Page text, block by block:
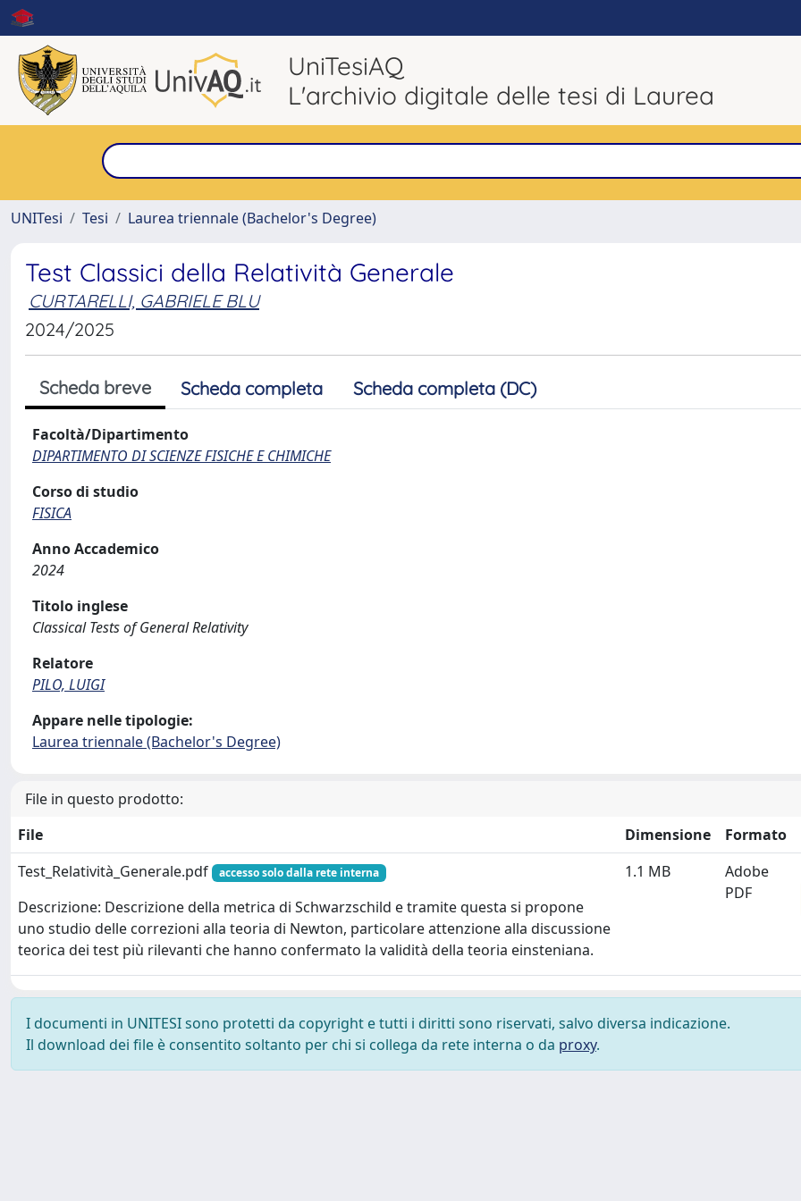
UniTesiAQ
L'archivio digitale delle tesi di Laurea
UNITesi
Tesi Laurea triennale (Bachelor's Degree)
Test Classici della Relatività Generale
CURTARELLI, GABRIELE BLU
2024/2025
Scheda breve Scheda completa Scheda completa (DC)
Facoltà/Dipartimento
DIPARTIMENTO DI SCIENZE FISICHE E CHIMICHE
Corso di studio
FISICA
Anno Accademico
2024
Titolo inglese
Classical Tests of General Relativity
Relatore
PILO, LUIGI
Appare nelle tipologie:
Laurea triennale (Bachelor's Degree)
File in questo prodotto:
File
Dimensione
Formato
Test_Relatività_Generale.pdf
accesso solo dalla rete interna
Descrizione: Descrizione della metrica di Schwarzschild e tramite questa si propone
uno studio delle correzioni alla teoria di Newton, particolare attenzione alla discussione
teorica dei test più rilevanti che hanno confermato la validità della teoria einsteniana.
1.1 MB
Adobe
PDF
I documenti in UNITESI sono protetti da copyright e tutti i diritti sono riservati, salvo diversa indicazione.
Il download dei file è consentito soltanto per chi si collega da rete interna o da proxy.